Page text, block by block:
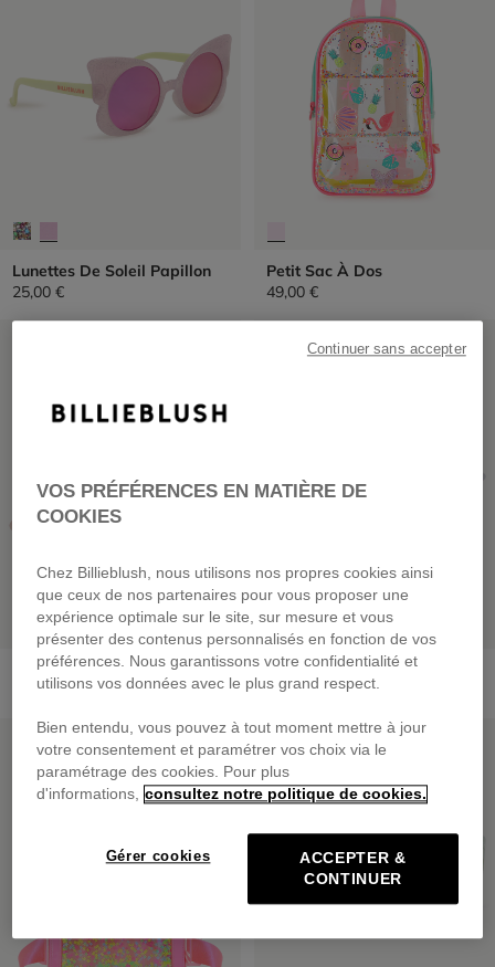
Lunettes De Soleil Papillon
25,00 €
Petit Sac À Dos
49,00 €
Serre-Tête À Noeud
25,00 €
Petit Sac À Dos Ailes
55,00 €
PRIX DOUX PRIX DOUX
VOS PRÉFÉRENCES EN MATIÈRE DE
COOKIES
Chez Billieblush, nous utilisons nos propres cookies ainsi
que ceux de nos partenaires pour vous proposer une
expérience optimale sur le site, sur mesure et vous
présenter des contenus personnalisés en fonction de vos
préférences. Nous garantissons votre confidentialité et
utilisons vos données avec le plus grand respect.
Bien entendu, vous pouvez à tout moment mettre à jour
votre consentement et paramétrer vos choix via le
paramétrage des cookies. Pour plus
d'informations, consultez notre politique de cookies.
Gérer cookies
ACCEPTER &
CONTINUER
Continuer sans accepter